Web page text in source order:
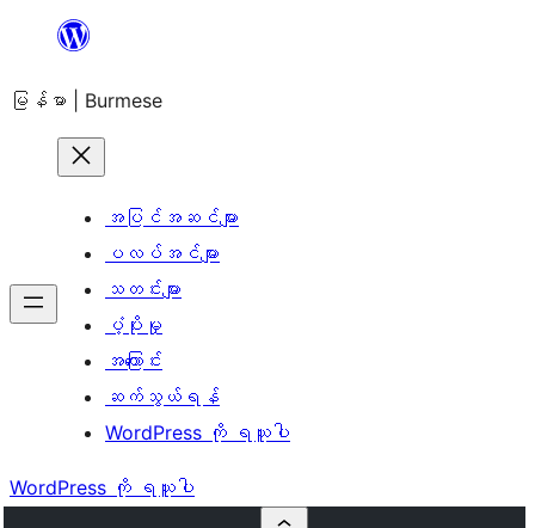
အကြောင်းအရာ
ကျော်သွား
မြန်မာ | Burmese
အပြင်အဆင်များ
ပလပ်အင်များ
သတင်းများ
ပံ့ပိုးမှု
အကြောင်း
ဆက်သွယ်ရန်
WordPress ကို ရယူပါ
WordPress ကို ရယူပါ